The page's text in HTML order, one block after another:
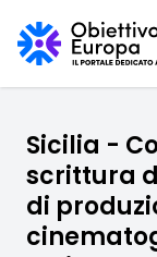
Sicilia -
scrittura
di